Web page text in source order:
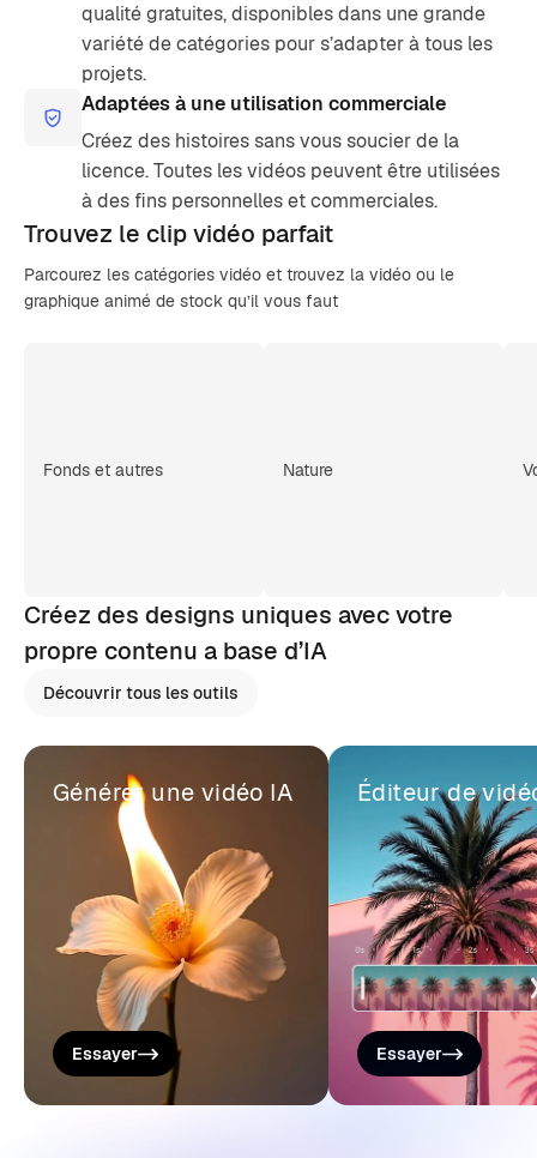
qualité gratuites, disponibles dans une grande
variété de catégories pour s’adapter à tous les
projets.
Adaptées à une utilisation commerciale
Créez des histoires sans vous soucier de la
licence. Toutes les vidéos peuvent être utilisées
à des fins personnelles et commerciales.
Trouvez le clipvidéo parfait
Parcourez les catégories vidéo et trouvez la vidéo ou le
graphique animé de stock qu’il vous faut
Fonds et autres Nature
Créez des designs uniques avec votre
propre contenu a base d’IA
Découvrir tous les outils
Générer une vidéo IA
Essayer
Éditeur de
Essayer